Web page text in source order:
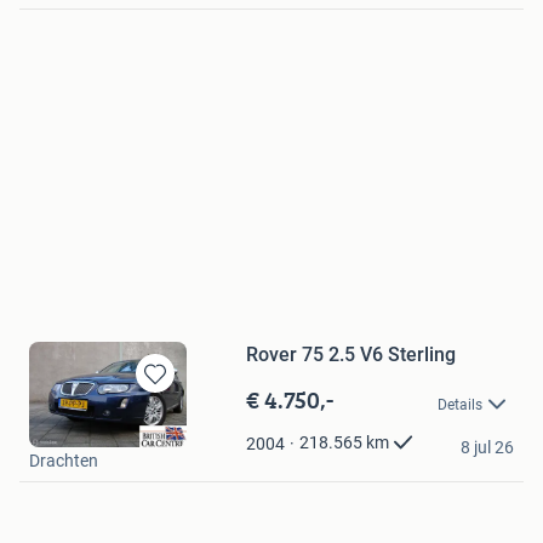
Bewaren
in
Mijn
Rover 75 2.5 V6 Sterling
€ 4.750,- Details
2004 218.565 km
Autobedrijf Hofstee
Drachten
8 jul 26